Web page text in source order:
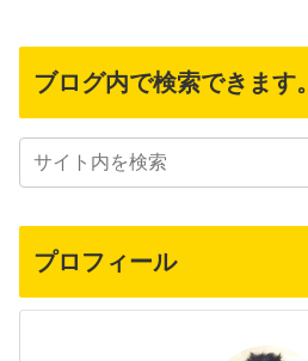
ブログ内で検索できます。
プロフィール